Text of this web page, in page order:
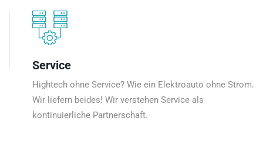
Service
Hightech ohne Service? Wie ein Elektroauto ohne Strom.
Wir liefern beides! Wir verstehen Service als
kontinuierliche Partnerschaft.